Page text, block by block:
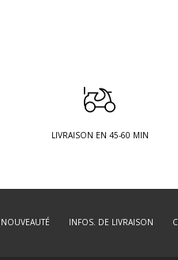
LIVRAISON EN 45-60 MIN
NOUVEAUTÉ INFOS. DE LIVRAISON